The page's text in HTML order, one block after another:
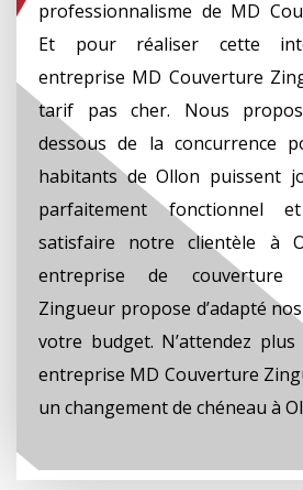
professionnalisme de MD
Et pour réaliser cette
entreprise MD Couverture
tarif pas cher. Nous
dessous de la concurrence
habitants de Ollon puissent
parfaitement fonctionnel
satisfaire notre clientèle à
entreprise de couverture
Zingueur propose d’adapté
votre budget. N’attendez
entreprise MD Couverture
un changement de chéneau à